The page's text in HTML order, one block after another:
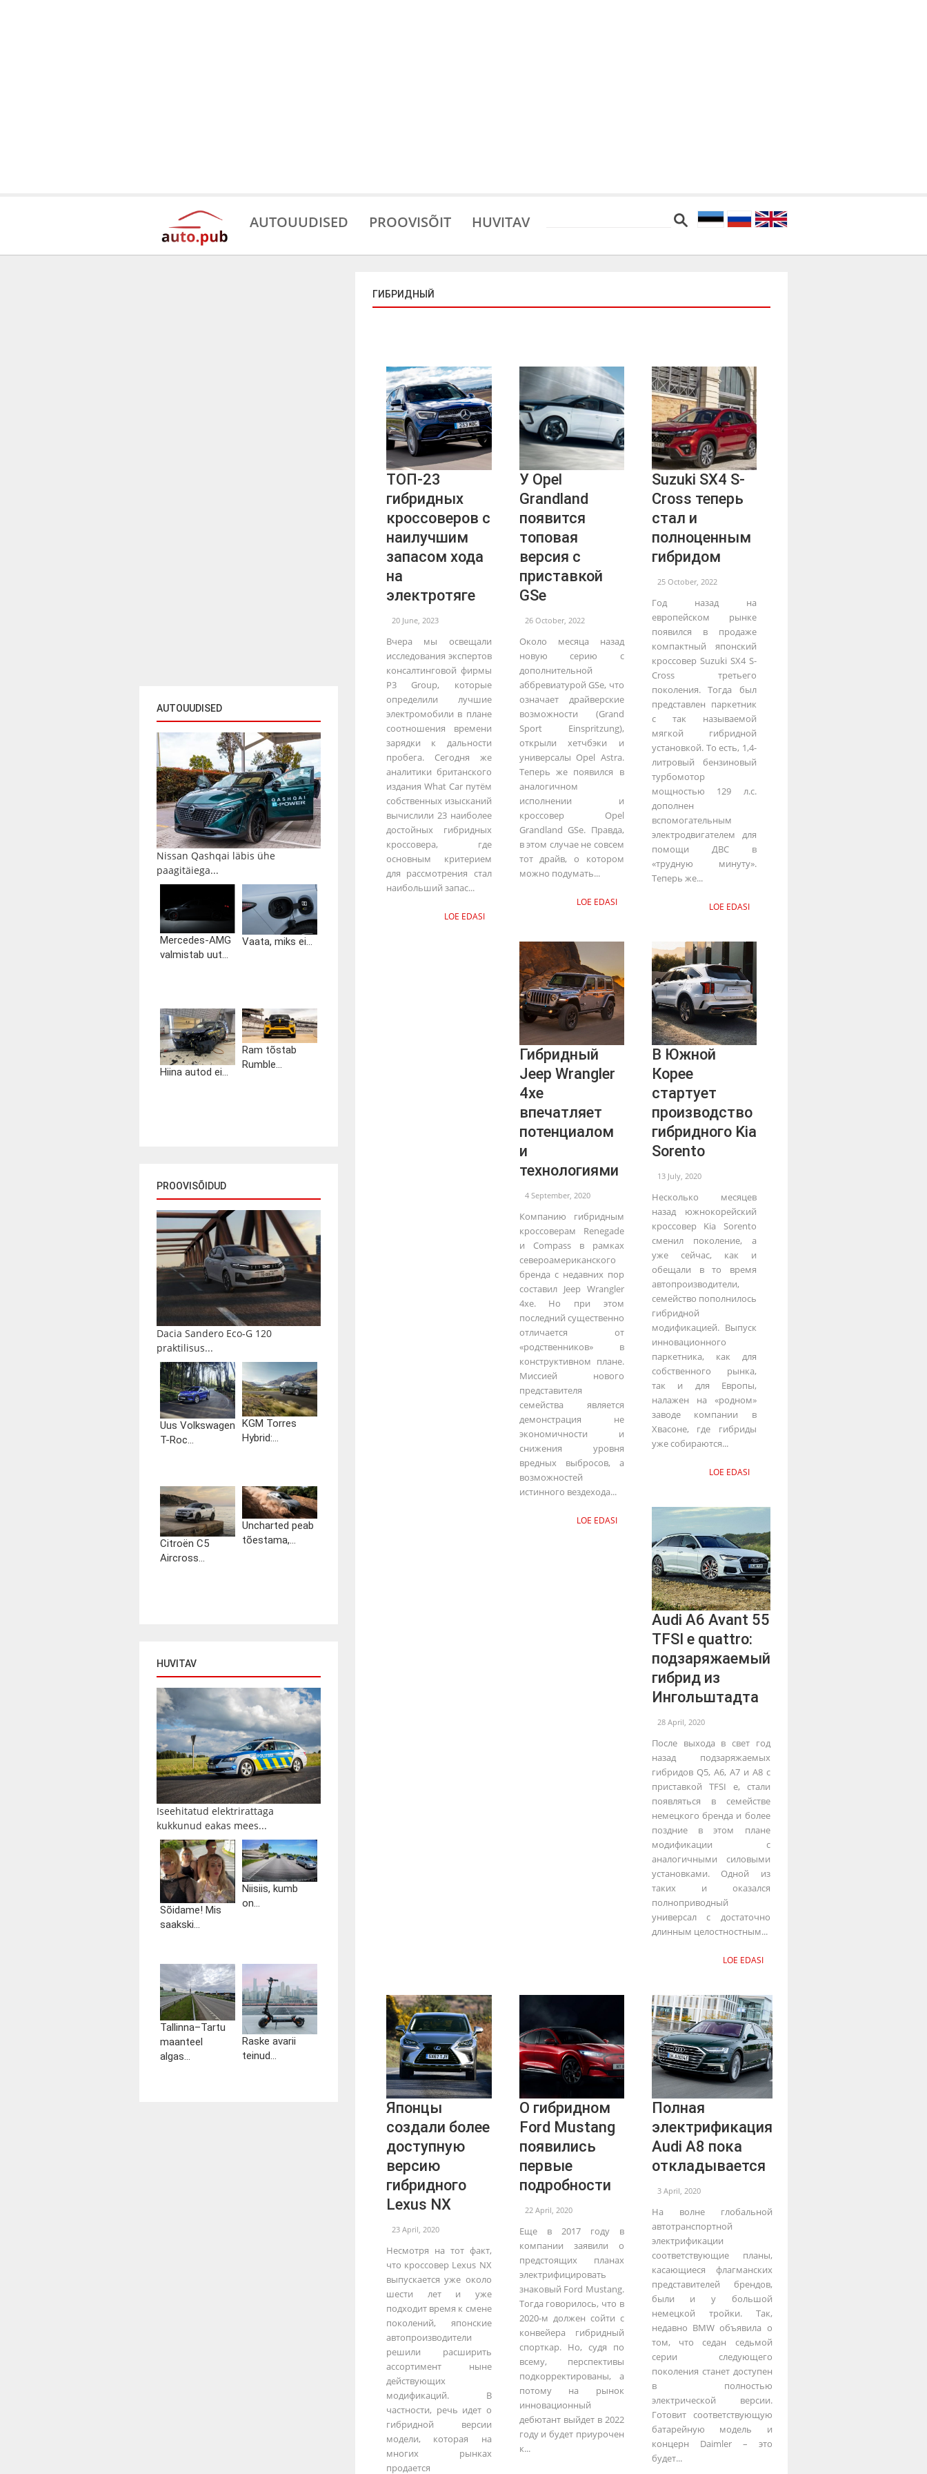
AUTOUUDISED PROOVISÕIT HUVITAV
AUTOUUDISED
Nissan Qashqai läbis ühe
paagitäiega...
Mercedes-AMG
valmistab uut...
Vaata, miks ei...
Hiina autod ei...
Ram tõstab
Rumble...
PROOVISÕIDUD
Dacia Sandero Eco-G 120
praktilisus...
Uus Volkswagen
T-Roc...
KGM Torres
Hybrid:...
Citroën C5
Aircross...
Uncharted peab
tõestama,...
HUVITAV
Iseehitatud elektrirattaga
kukkunud eakas mees...
Sõidame! Mis
saakski...
Niisiis, kumb
on...
Tallinna–Tartu
maanteel
algas...
Raske avarii
teinud...
ГИБРИДНЫЙ
ТОП-23
гибридных
кроссоверов с
наилучшим
запасом хода
на
электротяге
20 June, 2023
Вчера мы освещали
исследования экспертов
консалтинговой фирмы
P3 Group, которые
определили лучшие
электромобили в плане
соотношения времени
зарядки к дальности
пробега. Сегодня же
аналитики британского
издания What Car путём
собственных изысканий
вычислили 23 наиболее
достойных гибридных
кроссовера, где
основным критерием
для рассмотрения стал
наибольший запас...
LOE EDASI
У Opel
Grandland
появится
топовая
версия с
приставкой
GSe
26 October, 2022
Около месяца назад
новую серию с
дополнительной
аббревиатурой GSe, что
означает драйверские
возможности (Grand
Sport Einspritzung),
открыли хетчбэки и
универсалы Opel Astra.
Теперь же появился в
аналогичном
исполнении и
кроссовер Opel
Grandland GSe. Правда,
в этом случае не совсем
тот драйв, о котором
можно подумать...
LOE EDASI
Suzuki SX4 S-
Cross теперь
стал и
полноценным
гибридом
25 October, 2022
Год назад на
европейском рынке
появился в продаже
компактный японский
кроссовер Suzuki SX4 S-
Cross третьего
поколения. Тогда был
представлен паркетник
с так называемой
мягкой гибридной
установкой. То есть, 1,4-
литровый бензиновый
турбомотор
мощностью 129 л.с.
дополнен
вспомогательным
электродвигателем для
помощи ДВС в
«трудную минуту».
Теперь же...
LOE EDASI
Гибридный
Jeep Wrangler
4xe
впечатляет
потенциалом
и
технологиями
4 September, 2020
Компанию гибридным
кроссоверам Renegade
и Compass в рамках
североамериканского
бренда с недавних пор
составил Jeep Wrangler
4xe. Но при этом
последний существенно
отличается от
«родственников» в
конструктивном плане.
Миссией нового
представителя
семейства является
демонстрация не
экономичности и
снижения уровня
вредных выбросов, а
возможностей
истинного вездехода...
LOE EDASI
В Южной
Корее
стартует
производство
гибридного Kia
Sorento
13 July, 2020
Несколько месяцев
назад южнокорейский
кроссовер Kia Sorento
сменил поколение, а
уже сейчас, как и
обещали в то время
автопроизводители,
семейство пополнилось
гибридной
модификацией. Выпуск
инновационного
паркетника, как для
собственного рынка,
так и для Европы,
налажен на «родном»
заводе компании в
Хвасоне, где гибриды
уже собираются...
LOE EDASI
Audi A6 Avant 55
TFSI e quattro:
подзаряжаемый
гибрид из
Ингольштадта
28 April, 2020
После выхода в свет год
назад подзаряжаемых
гибридов Q5, A6, A7 и A8 с
приставкой TFSI e, стали
появляться в семействе
немецкого бренда и более
поздние в этом плане
модификации с
аналогичными силовыми
установками. Одной из
таких и оказался
полноприводный
универсал с достаточно
длинным целостностным...
LOE EDASI
Японцы
создали более
доступную
версию
гибридного
Lexus NX
23 April, 2020
Несмотря на тот факт,
что кроссовер Lexus NX
выпускается уже около
шести лет и уже
подходит время к смене
поколений, японские
автопроизводители
решили расширить
ассортимент ныне
действующих
модификаций. В
частности, речь идет о
гибридной версии
модели, которая на
многих рынках
продается
О гибридном
Ford Mustang
появились
первые
подробности
22 April, 2020
Еще в 2017 году в
компании заявили о
предстоящих планах
электрифицировать
знаковый Ford Mustang.
Тогда говорилось, что в
2020-м должен сойти с
конвейера гибридный
спорткар. Но, судя по
всему, перспективы
подкорректированы, а
потому на рынок
инновационный
дебютант выйдет в 2022
году и будет приурочен
к...
Полная
электрификация
Audi A8 пока
откладывается
3 April, 2020
На волне глобальной
автотранспортной
электрификации
соответствующие планы,
касающиеся флагманских
представителей брендов,
были и у большой
немецкой тройки. Так,
недавно BMW объявила о
том, что седан седьмой
серии следующего
поколения станет доступен
в полностью
электрической версии.
Готовит соответствующую
батарейную модель и
концерн Daimler – это
будет...